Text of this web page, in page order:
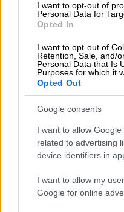
I want to opt-out of
Personal Data for
Opted In
I want to opt-out of
Retention, Sale, and/
Personal Data that Is
Purposes for which it
Opted Out
Google consents
I want to allow
related to advertising
device identifiers in
I want to allow my
Google for online
σωληνάκια που
ξυπνήσει, για να
χρειάζεται ακόμα
λειτουργία του
Είναι ακόμη στη
βλέπω καθημερινά
κατάσταση της
Το παιδί είναι μια
λείπει ο μπαμπάς
έχω σκεφτεί ούτε
Ο Δημήτρης θα
όπως ήταν πριν…